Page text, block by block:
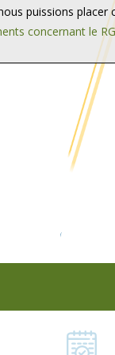
puissions placer
concernant le